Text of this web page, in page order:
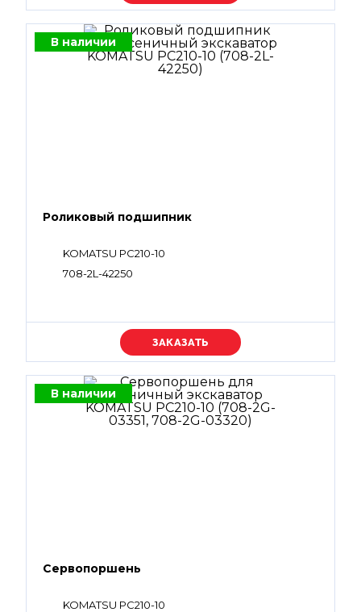
В наличии
Роликовый подшипник
KOMATSU PC210-10
708-2L-42250
Уточняйте цену
В наличии
Сервопоршень
KOMATSU PC210-10